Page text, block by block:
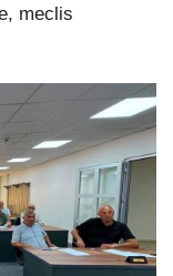
meclis